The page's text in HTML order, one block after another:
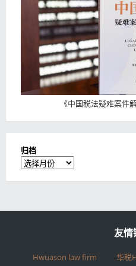
《中国税法疑难案件
归档
归
档
友情
Hwuason law firm 华税